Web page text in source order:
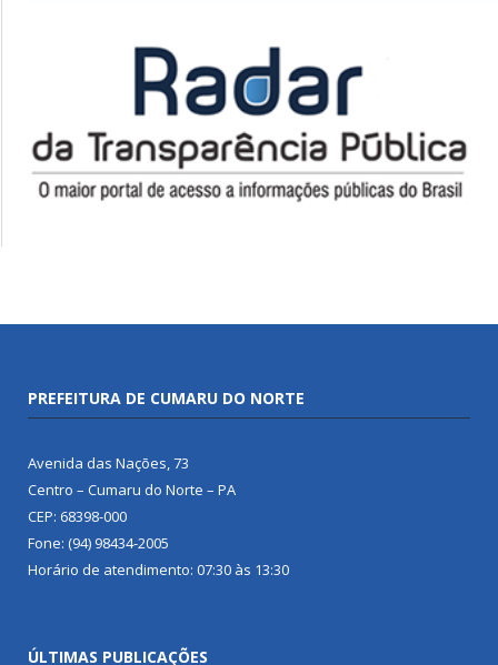
PREFEITURA DE CUMARU DO NORTE
Avenida das Nações, 73
Centro – Cumaru do Norte – PA
CEP: 68398-000
Fone: (94) 98434-2005
Horário de atendimento: 07:30 às 13:30
ÚLTIMAS PUBLICAÇÕES